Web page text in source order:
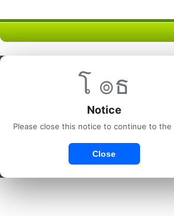
โ ๏ธ
Notice
Please close this notice to continue to the
Close